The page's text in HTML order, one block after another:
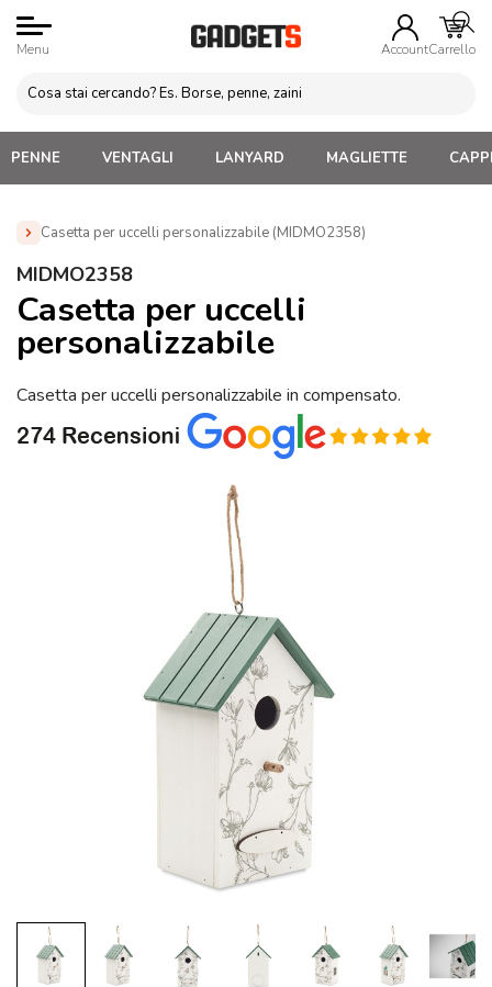
Menu AccountCarrello
PENNE VENTAGLI LANYARD MAGLIETTE
Casetta per uccelli personalizzabile (MIDMO2358)
Home » Gadget per animali Personalizzati
MIDMO2358
Casetta per uccelli
personalizzabile
Casetta per uccelli personalizzabile in compensato.